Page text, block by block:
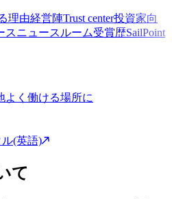
理由経営陣Trust center投資家向
スニュースルーム受賞歴SailPoint
よく働ける場所に
(英語)
て